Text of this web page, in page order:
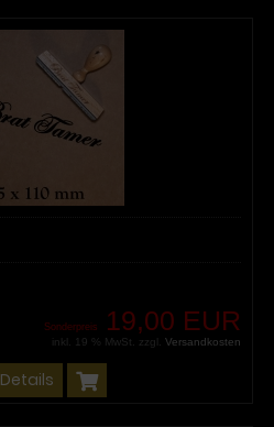
Sonderpreis 19,00 EUR
inkl. 19 % MwSt. zzgl. Versandkosten
Details